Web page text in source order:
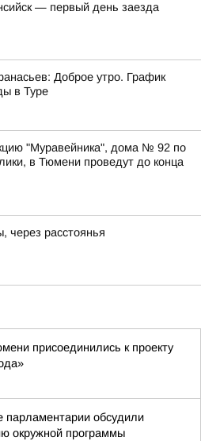
— первый день заезда
Доброе утро. График
в Туре
"Муравейника", дома № 92 по
в Тюмени проведут до конца
через расстоянья
присоединились к проекту
парламентарии обсудили
окружной программы